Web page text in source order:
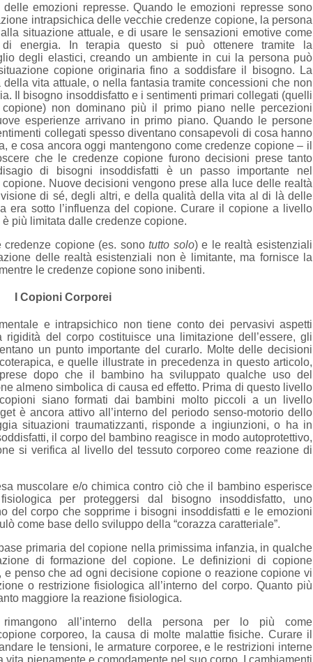
emozioni represse. Quando le emozioni represse sono
intrapsichica delle vecchie credenze copione, la persona
situazione attuale, e di usare le sensazioni emotive come
di energia. In terapia questo si può ottenere tramite la
degli elastici, creando un ambiente in cui la persona può
copione originaria fino a soddisfare il bisogno. La
vita attuale, o nella fantasia tramite concessioni che non
Il bisogno insoddisfatto e i sentimenti primari collegati (quelli
non dominano più il primo piano nelle percezioni
esperienze arrivano in primo piano. Quando le persone
collegati spesso diventano consapevoli di cosa hanno
e cosa ancora oggi mantengono come credenze copione – il
che le credenze copione furono decisioni prese tanto
di bisogni insoddisfatti è un passo importante nel
Nuove decisioni vengono prese alla luce delle realtà
di sé, degli altri, e della qualità della vita al di là delle
era sotto l’influenza del copione. Curare il copione a livello
più limitata dalle credenze copione.
credenze copione (es. sonotutto solo) e le realtà esistenziali
delle realtà esistenziali non è limitante, ma fornisce la
le credenze copione sono inibenti.
I Copioni Corporei
e intrapsichico non tiene conto dei pervasivi aspetti
del corpo costituisce una limitazione dell’essere, gli
un punto importante del curarlo. Molte delle decisioni
e quelle illustrate in precedenza in questo articolo,
dopo che il bambino ha sviluppato qualche uso del
almeno simbolica di causa ed effetto. Prima di questo livello
siano formati dai bambini molto piccoli a un livello
è ancora attivo all’interno del periodo senso-motorio dello
situazioni traumatizzanti, risponde a ingiunzioni, o ha in
il corpo del bambino reagisce in modo autoprotettivo,
si verifica al livello del tessuto corporeo come reazione di
muscolare e/o chimica contro ciò che il bambino esperisce
per proteggersi dal bisogno insoddisfatto, uno
del corpo che sopprime i bisogni insoddisfatti e le emozioni
come base dello sviluppo della “corazza caratteriale”.
primaria del copione nella primissima infanzia, in qualche
di formazione del copione. Le definizioni di copione
e penso che ad ogni decisione copione o reazione copione vi
o restrizione fisiologica all’interno del corpo. Quanto più
maggiore la reazione fisiologica.
all’interno della persona per lo più come
corporeo, la causa di molte malattie fisiche. Curare il
le tensioni, le armature corporee, e le restrizioni interne